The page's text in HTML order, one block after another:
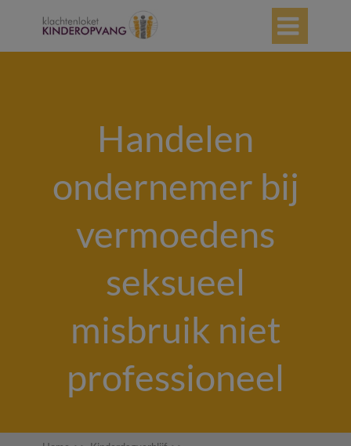

Handelen
ondernemer bij
vermoedens
seksueel
misbruik niet
professioneel